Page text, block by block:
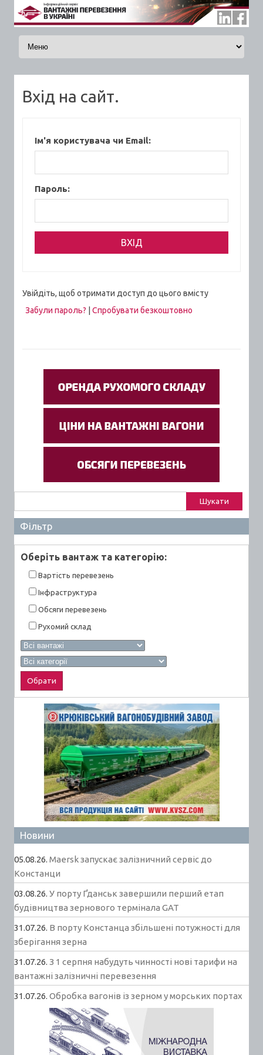
Skip to content
Вхід на сайт.
Ім'я користувача чи Email:
Пароль:
Увійдіть, щоб отримати доступ до цього вмісту
Забули пароль?
Спробувати безкоштовно
Фільтр
Оберiть вантаж та категорiю:
Вартiсть перевезень
Інфраструктура
Обсяги перевезень
Рухомий склад
Новини
05.08.26. Maersk запускає залізничний сервіс до
Констанци
03.08.26. У порту Ґданськ завершили перший етап
будівництва зернового термінала GAT
31.07.26. В порту Констанца збільшені потужності для
зберігання зерна
31.07.26. З 1 серпня набудуть чинності нові тарифи на
вантажні залізничні перевезення
31.07.26. Обробка вагонів із зерном у морських портах